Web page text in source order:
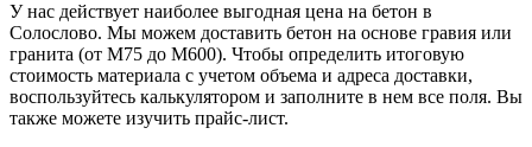
У нас действует наиболее выгодная цена на бетон в
Солослово. Мы можем доставить бетон на основе гравия или
гранита (от М75 до М600). Чтобы определить итоговую
стоимость материала с учетом объема и адреса доставки,
воспользуйтесь калькулятором и заполните в нем все поля. Вы
также можете изучить прайс-лист.